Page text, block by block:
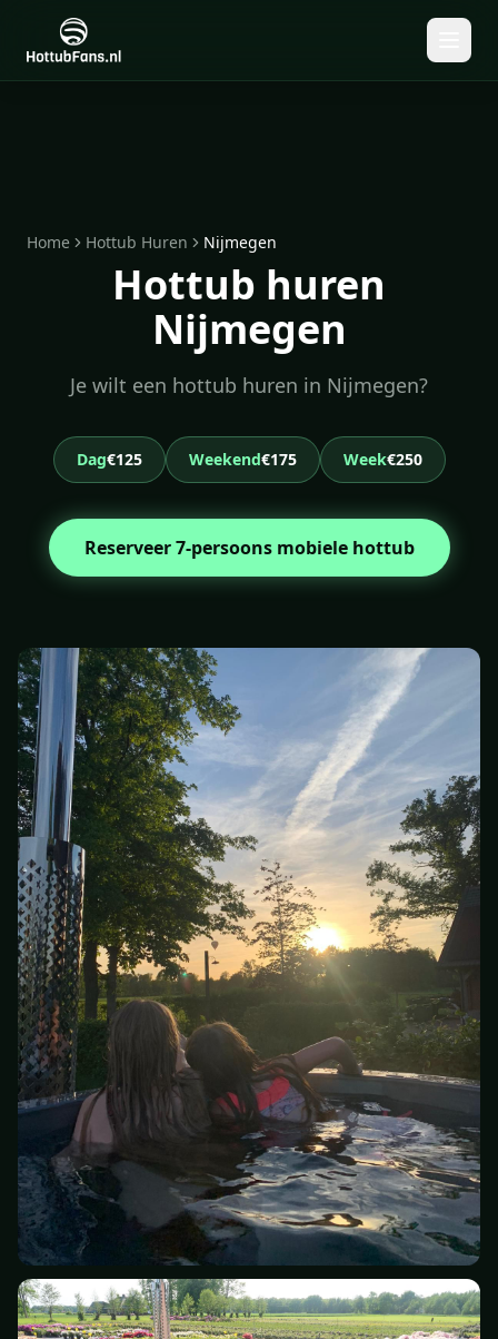
Home Hottub Huren Nijmegen
Hottub huren
Nijmegen
Je wilt een hottub huren in Nijmegen?
Dag€125 Weekend€175 Week€250
Reserveer 7-persoons mobiele hottub